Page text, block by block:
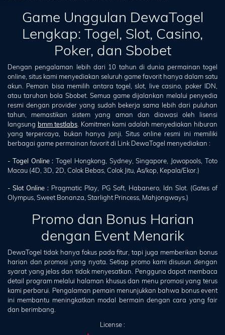
Game Unggulan DewaTogel
Lengkap: Togel, Slot, Casino,
Poker, dan Sbobet
Dengan pengalaman lebih dari 10 tahun di dunia permainan togel
online, situs kami menyediakan seluruh game favorit hanya dalam satu
akun. Pemain bisa memilih antara togel, slot, live casino, poker IDN,
atau taruhan bola Sbobet. Semua game dijalankan melalui penyedia
resmi dengan provider yang sudah bekerja sama lebih dari puluhan
tahun, memastikan sistem yang aman dan diawasi oleh lisensi
langsung bmm testlabs . Komitmen kami adalah menyediakan hiburan
yang terpercaya, bukan hanya janji. Situs online resmi ini memiliki
berbagai game permainan favorit di Link DewaTogel menyediakan :
- Togel Online : Togel Hongkong, Sydney, Singapore, Jowopools, Toto
Macau (4D, 3D, 2D, Colok Bebas, Colok Jitu, As/kop, Kepala/Ekor.)
- Slot Online : Pragmatic Play, PG Soft, Habanero, Idn Slot. (Gates of
Olympus, Sweet Bonanza, Starlight Princess, Mahjongways.)
Promo dan Bonus Harian
dengan Event Menarik
DewaTogel tidak hanya fokus pada fitur, tapi juga memberikan bonus
harian dan promosi yang nyata. Setiap promo kami disusun dengan
syarat yang jelas dan tidak menyesatkan. Pengguna dapat membaca
detail program melalui halaman khusus dan menu promosi yang terus
kami perbarui. Pengalaman pemain menunjukkan bahwa bonus event
ini membantu meningkatkan modal bermain dengan cara yang fair
dan berimbang.
License :